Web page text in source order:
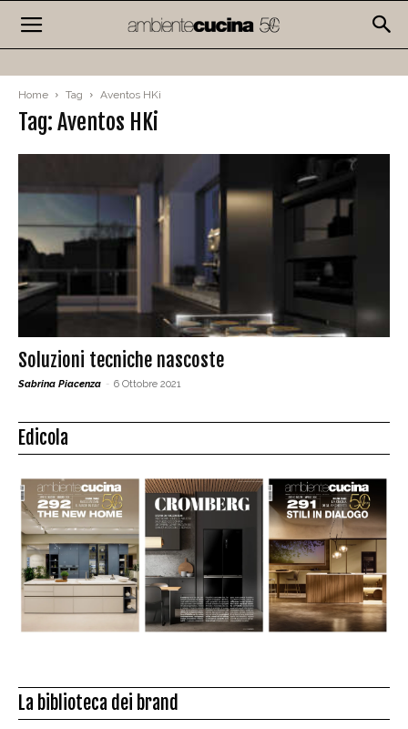
Home Tag Aventos HKi
Tag: Aventos HKi
Soluzioni tecniche nascoste
Sabrina Piacenza - 6 Ottobre 2021
Edicola
La biblioteca dei brand